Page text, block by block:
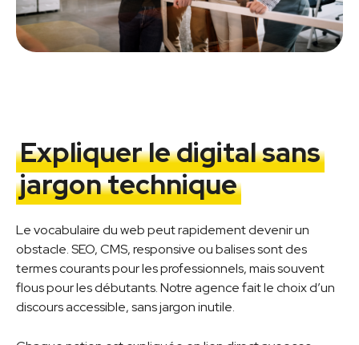
Expliquer le digital sans
jargon technique
Le vocabulaire du web peut rapidement devenir un
obstacle. SEO, CMS, responsive ou balises sont des
termes courants pour les professionnels, mais souvent
flous pour les débutants. Notre agence fait le choix d’un
discours accessible, sans jargon inutile.